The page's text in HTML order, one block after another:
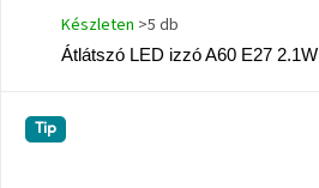
Átlátszó LED izzó A60 E27 2.1W
Készleten >5 db
Tip